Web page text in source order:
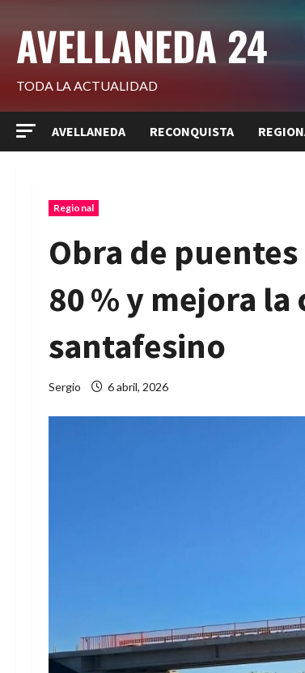
contenido
AVELLANEDA 24
TODA LA ACTUALIDAD
AVELLANEDA RECONQUISTA
Regional
Obra de
80 % y mejora
santafesino
Sergio 6 abril, 2026